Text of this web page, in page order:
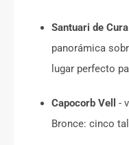
Santuari de
panorámica
lugar perfecto
Capocorb Vell
-
Bronce: cinco